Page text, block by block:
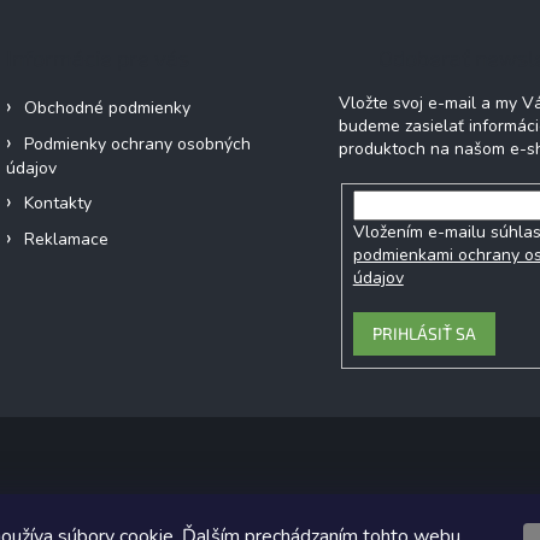
Obchodné podmienky
Podmienky ochrany osobných
údajov
Kontakty
Reklamace
Vložte svoj e-mail a my
budeme zasielať
produktoch na našom e-
Vložením e-mailu
podmienkami ochrany
údajov
PRIHLÁSIŤ SA